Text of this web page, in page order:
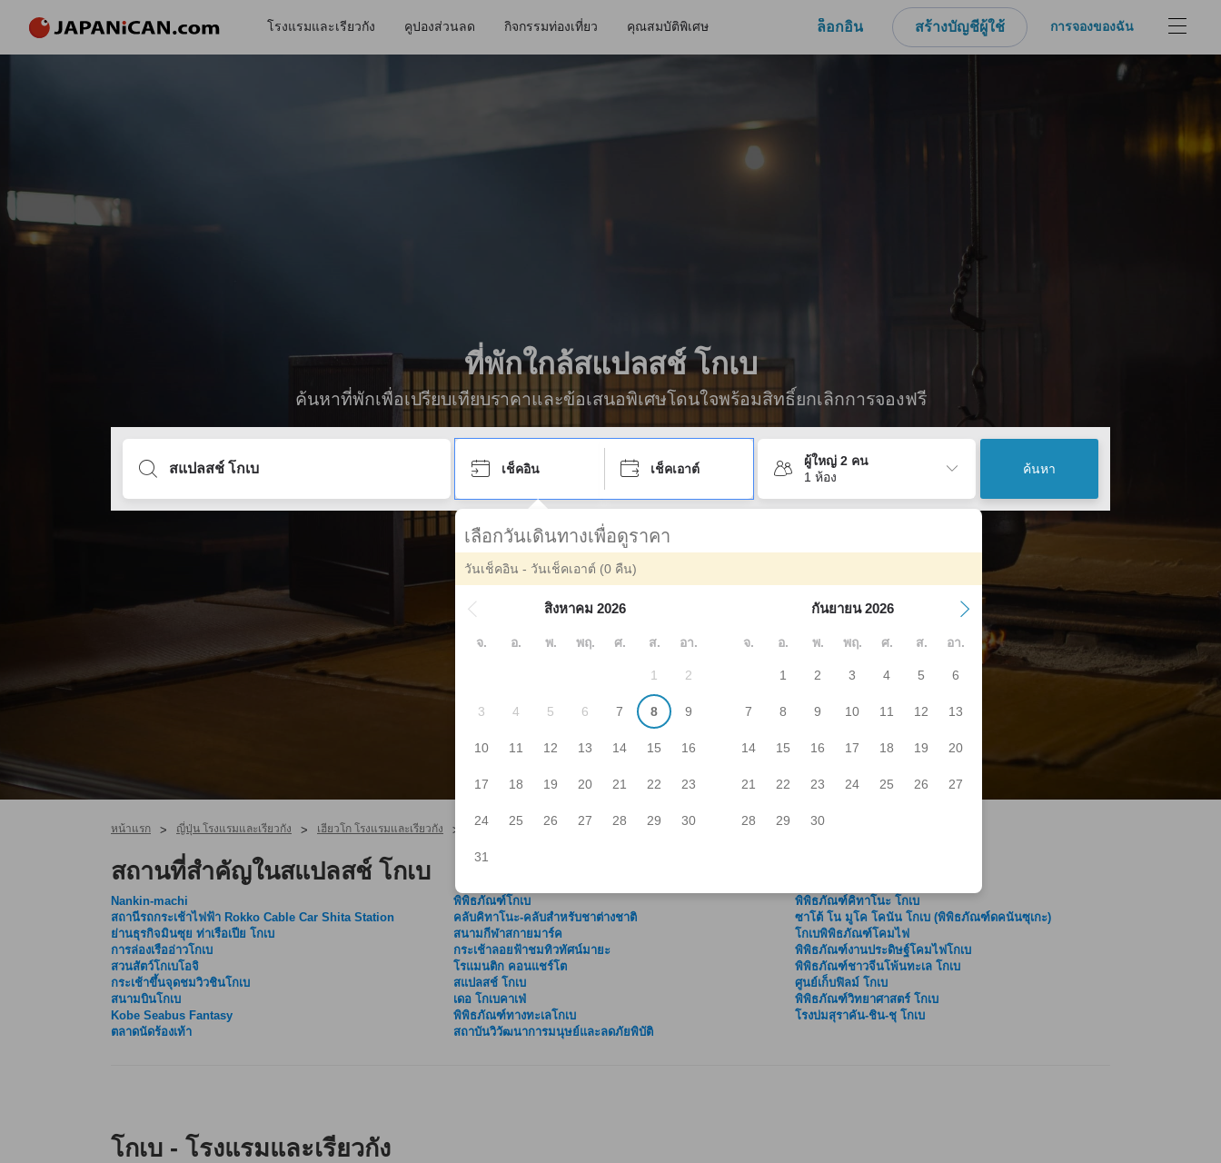
โรงแรมและเรียวกัง คูปองส่วนลด กิจกรรมท่องเที่ยว คุณสมบัติพิเศษ ล็อกอิน สร้างบัญชีผู้ใช้ การจองของฉัน
ที่พักใกล้สแปลสช์ โกเบ
ค้นหาที่พักเพื่อเปรียบเทียบราคาและข้อเสนอพิเศษโดนใจพร้อมสิทธิ์ยกเลิกการจองฟรี
เช็คอิน เช็คเอาต์
ผู้ใหญ่ 2 คน
1 ห้อง
ค้นหา
เลือกวันเดินทางเพื่อดูราคา
วันเช็คอิน - วันเช็คเอาต์ (0 คืน)
สิงหาคม 2026
จ. อ. พ. พฤ. ศ. ส. อา.
1 2
3 4 5 6 7 8 9
10 11 12 13 14 15 16
17 18 19 20 21 22 23
24 25 26 27 28 29 30
31
กันยายน 2026
จ. อ. พ. พฤ. ศ. ส. อา.
1 2 3 4 5 6
7 8 9 10 11 12 13
14 15 16 17 18 19 20
21 22 23 24 25 26 27
28 29 30
หน้าแรก > ญี่ปุ่น โรงแรมและเรียวกัง > เฮียวโก โรงแรมและเรียวกัง > โกเบ โรงแรมและเรียวกัง สแปลสช์ โกเบ
สถานที่สำคัญในสแปลสช์ โกเบ
Nankin-machi
สถานีรถกระเช้าไฟฟ้า Rokko Cable Car Shita Station
ย่านธุรกิจมินซุย ท่าเรือเปีย โกเบ
การล่องเรืออ่าวโกเบ
สวนสัตว์โกเบโอจิ
กระเช้าขึ้นจุดชมวิวชินโกเบ
สนามบินโกเบ
Kobe Seabus Fantasy
ตลาดนัดร้องเท้า
พิพิธภัณฑ์โกเบ
คลับคิทาโนะ-คลับสำหรับชาต่างชาติ
สนามกีฬาสกายมาร์ค
กระเช้าลอยฟ้าชมทิวทัศน์มายะ
โรแมนติก คอนแชร์โต
สแปลสช์ โกเบ
เดอ โกเบคาเฟ่
พิพิธภัณฑ์ทางทะเลโกเบ
สถาบันวิวัฒนาการมนุษย์และลดภัยพิบัติ
พิพิธภัณฑ์คิทาโนะ โกเบ
ซาโต้ โน มูโค โคนัน โกเบ (พิพิธภัณฑ์ดคนันซุเกะ)
โกเบพิพิธภัณฑ์โคมไฟ
พิพิธภัณฑ์งานประดิษฐ์โคมไฟโกเบ
พิพิธภัณฑ์ชาวจีนโพ้นทะเล โกเบ
ศูนย์เก็บฟิลม์ โกเบ
พิพิธภัณฑ์วิทยาศาสตร์ โกเบ
โรงบ่มสุราคัน-ชิน-ชุ โกเบ
โกเบ - โรงแรมและเรียวกัง